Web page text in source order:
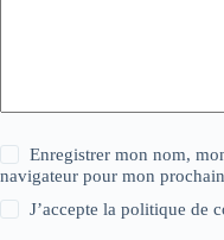
Enregistrer mon nom,
navigateur pour mon
J’accepte lapolitique de